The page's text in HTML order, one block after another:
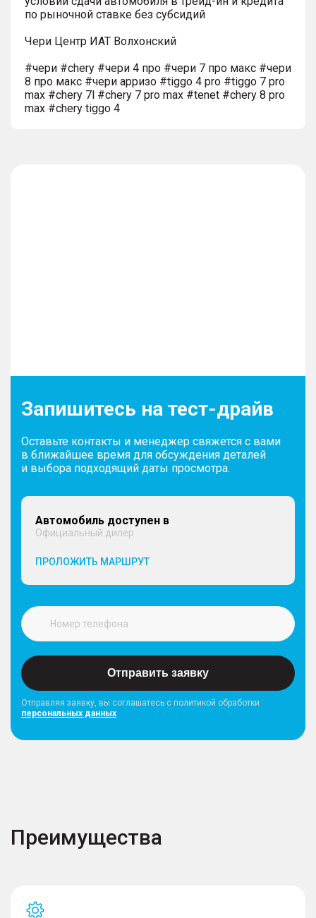
по рыночной ставке без субсидий
Чери Центр ИАТ Волхонский
#чери #chery #чери 4 про #чери 7 про макс #чери
8 про макс #чери арризо #tiggo 4 pro #tiggo 7 pro
max #chery 7l #chery 7 pro max #tenet #chery 8 pro
max #chery tiggo 4
Запишитесь на тест-драйв
Оставьте контакты и менеджер свяжется с вами
в ближайшее время для обсуждения деталей
и выбора подходящий даты просмотра.
Автомобиль доступен в
Официальный дилер
ПРОЛОЖИТЬ МАРШРУТ
Отправить заявку
Отправляя заявку, вы соглашатесь с политикой обработки
персональных данных
Преимущества